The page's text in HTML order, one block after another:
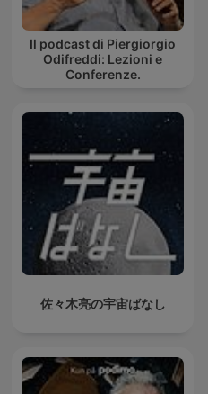
Il podcast di Piergiorgio
Odifreddi: Lezioni e
Conferenze.
佐々木亮の宇宙ばなし